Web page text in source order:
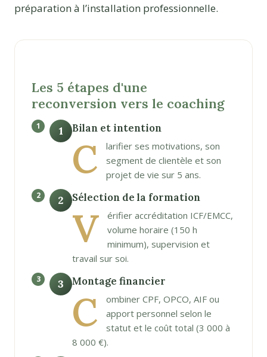
préparation à l’installation professionnelle.
Les 5 étapes d'une
reconversion vers le coaching
1 Bilan et intention
C
larifier ses motivations, son
segment de clientèle et son
projet de vie sur 5 ans.
2 Sélection de la formation
V
érifier accréditation ICF/EMCC,
volume horaire (150 h
minimum), supervision et
travail sur soi.
3 Montage financier
C
ombiner CPF, OPCO, AIF ou
apport personnel selon le
statut et le coût total (3 000 à
8 000 €).